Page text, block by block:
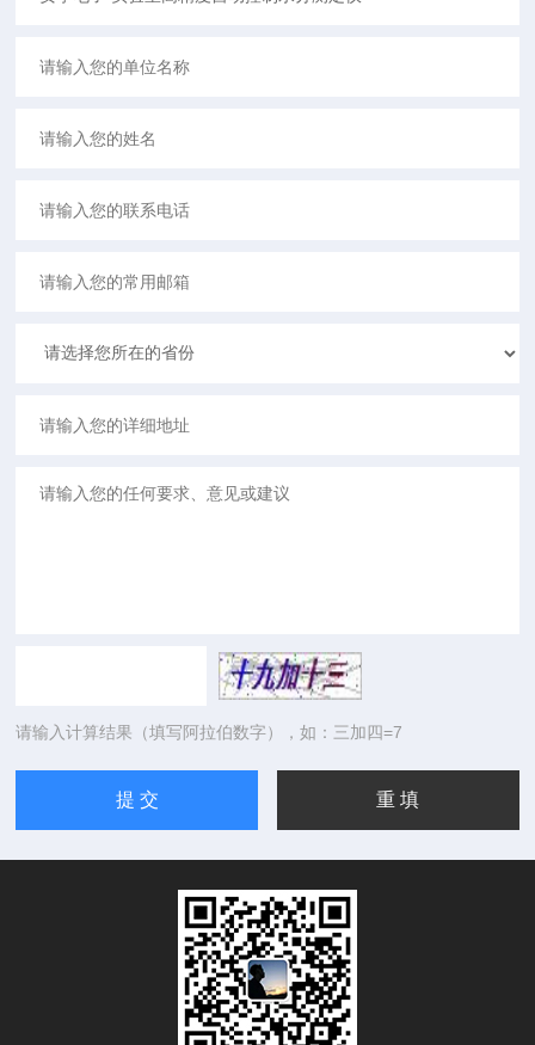
请输入计算结果（填写阿拉伯数字），如：三加四=7